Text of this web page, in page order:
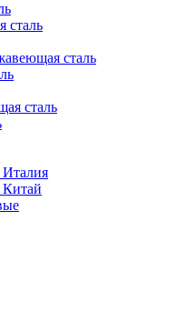
сталь
сталь
сталь